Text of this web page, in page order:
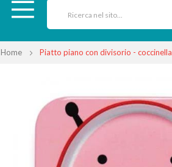
Home Piatto piano con divisorio - coccinella
galleria